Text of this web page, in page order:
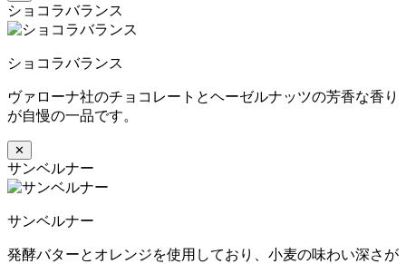
ショコラバランス
ショコラバランス
ヴァローナ社のチョコレートとヘーゼルナッツの芳香な香り
が自慢の一品です。
✕
サンベルナー
サンベルナー
発酵バターとオレンジを使用しており、小麦の味わい深さが